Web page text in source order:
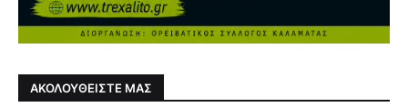
ΑΚΟΛΟΥΘΕΙΣΤΕ ΜΑΣ